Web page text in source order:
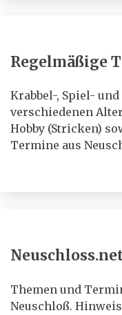
Regelmäßige
Krabbel-, Spiel-
verschiedenen
Hobby (Stricken)
Termine aus
Themen und
Neuschloß.